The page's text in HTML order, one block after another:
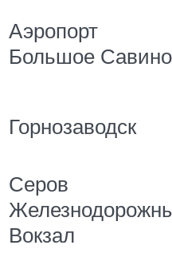
Аэропорт
Большое Савино
Горнозаводск
Серов
Вокзал